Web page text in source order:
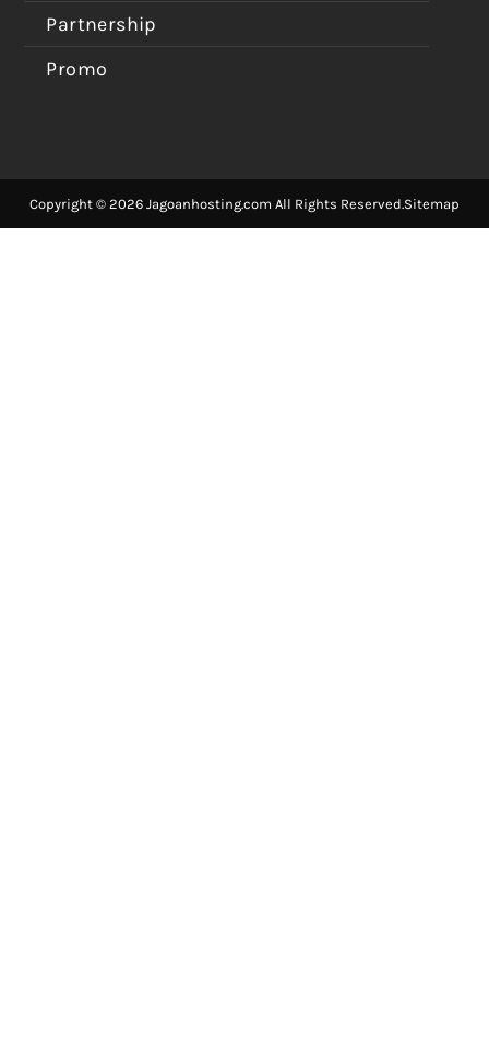
Partnership
Promo
Copyright © 2026 Jagoanhosting.com All Rights Reserved.Sitemap